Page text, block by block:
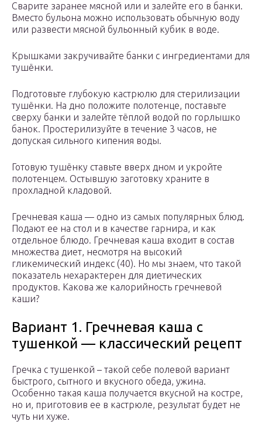
Сварите заранее мясной или и залейте его в банки.
Вместо бульона можно использовать обычную воду
или развести мясной бульонный кубик в воде.
Крышками закручивайте банки с ингредиентами для
тушёнки.
Подготовьте глубокую кастрюлю для стерилизации
тушёнки. На дно положите полотенце, поставьте
сверху банки и залейте тёплой водой по горлышко
банок. Простерилизуйте в течение 3 часов, не
допуская сильного кипения воды.
Готовую тушёнку ставьте вверх дном и укройте
полотенцем. Остывшую заготовку храните в
прохладной кладовой.
Гречневая каша — одно из самых популярных блюд.
Подают ее на стол и в качестве гарнира, и как
отдельное блюдо. Гречневая каша входит в состав
множества диет, несмотря на высокий
гликемический индекс (40). Но мы знаем, что такой
показатель нехарактерен для диетических
продуктов. Какова же калорийность гречневой
каши?
Вариант 1. Гречневая каша с
тушенкой — классический рецепт
Гречка с тушенкой – такой себе полевой вариант
быстрого, сытного и вкусного обеда, ужина.
Особенно такая каша получается вкусной на костре,
но и, приготовив ее в кастрюле, результат будет не
чуть ни хуже.